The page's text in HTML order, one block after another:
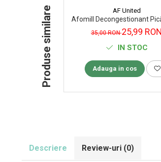
Supliment Vitamina D3
Supliment Vitamina E
Supliment Zinc
Tincturi si Gemoderivate
Tuse gat si respiratie
Vitamine si minerale
Produse similare AF United
Afomill Decongestionant
35,00 RON25,99 RON
IN STOC
Adauga in cos
Descriere Review-uri (0)